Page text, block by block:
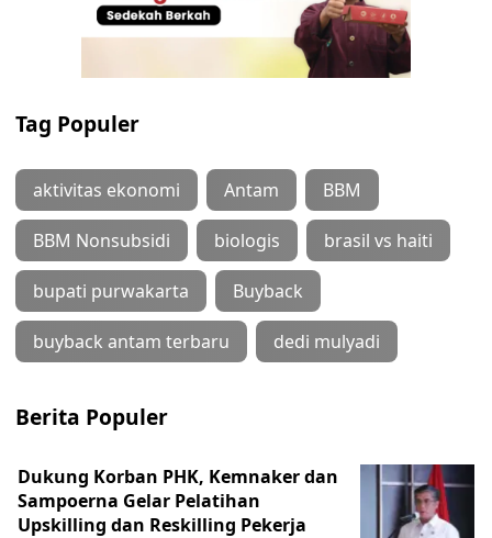
Tag Populer
aktivitas ekonomi Antam BBM
BBM Nonsubsidi biologis brasil vs haiti
bupati purwakarta Buyback
buyback antam terbaru dedi mulyadi
Berita Populer
Dukung Korban PHK, Kemnaker dan
Sampoerna Gelar Pelatihan
Upskilling dan Reskilling Pekerja